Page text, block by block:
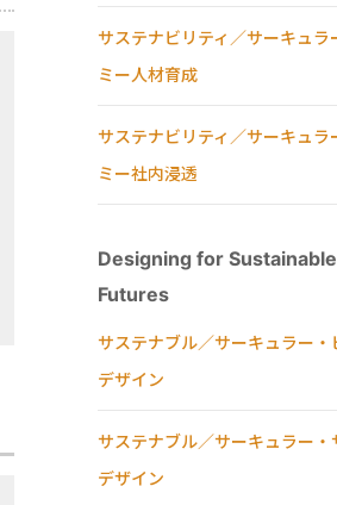
サステナビリティ／サーキュラ
ミー人材育成
サステナビリティ／サーキュラ
ミー社内浸透
Designing for Sustainable
Futures
サステナブル／サーキュラー・
デザイン
サステナブル／サーキュラー・
デザイン